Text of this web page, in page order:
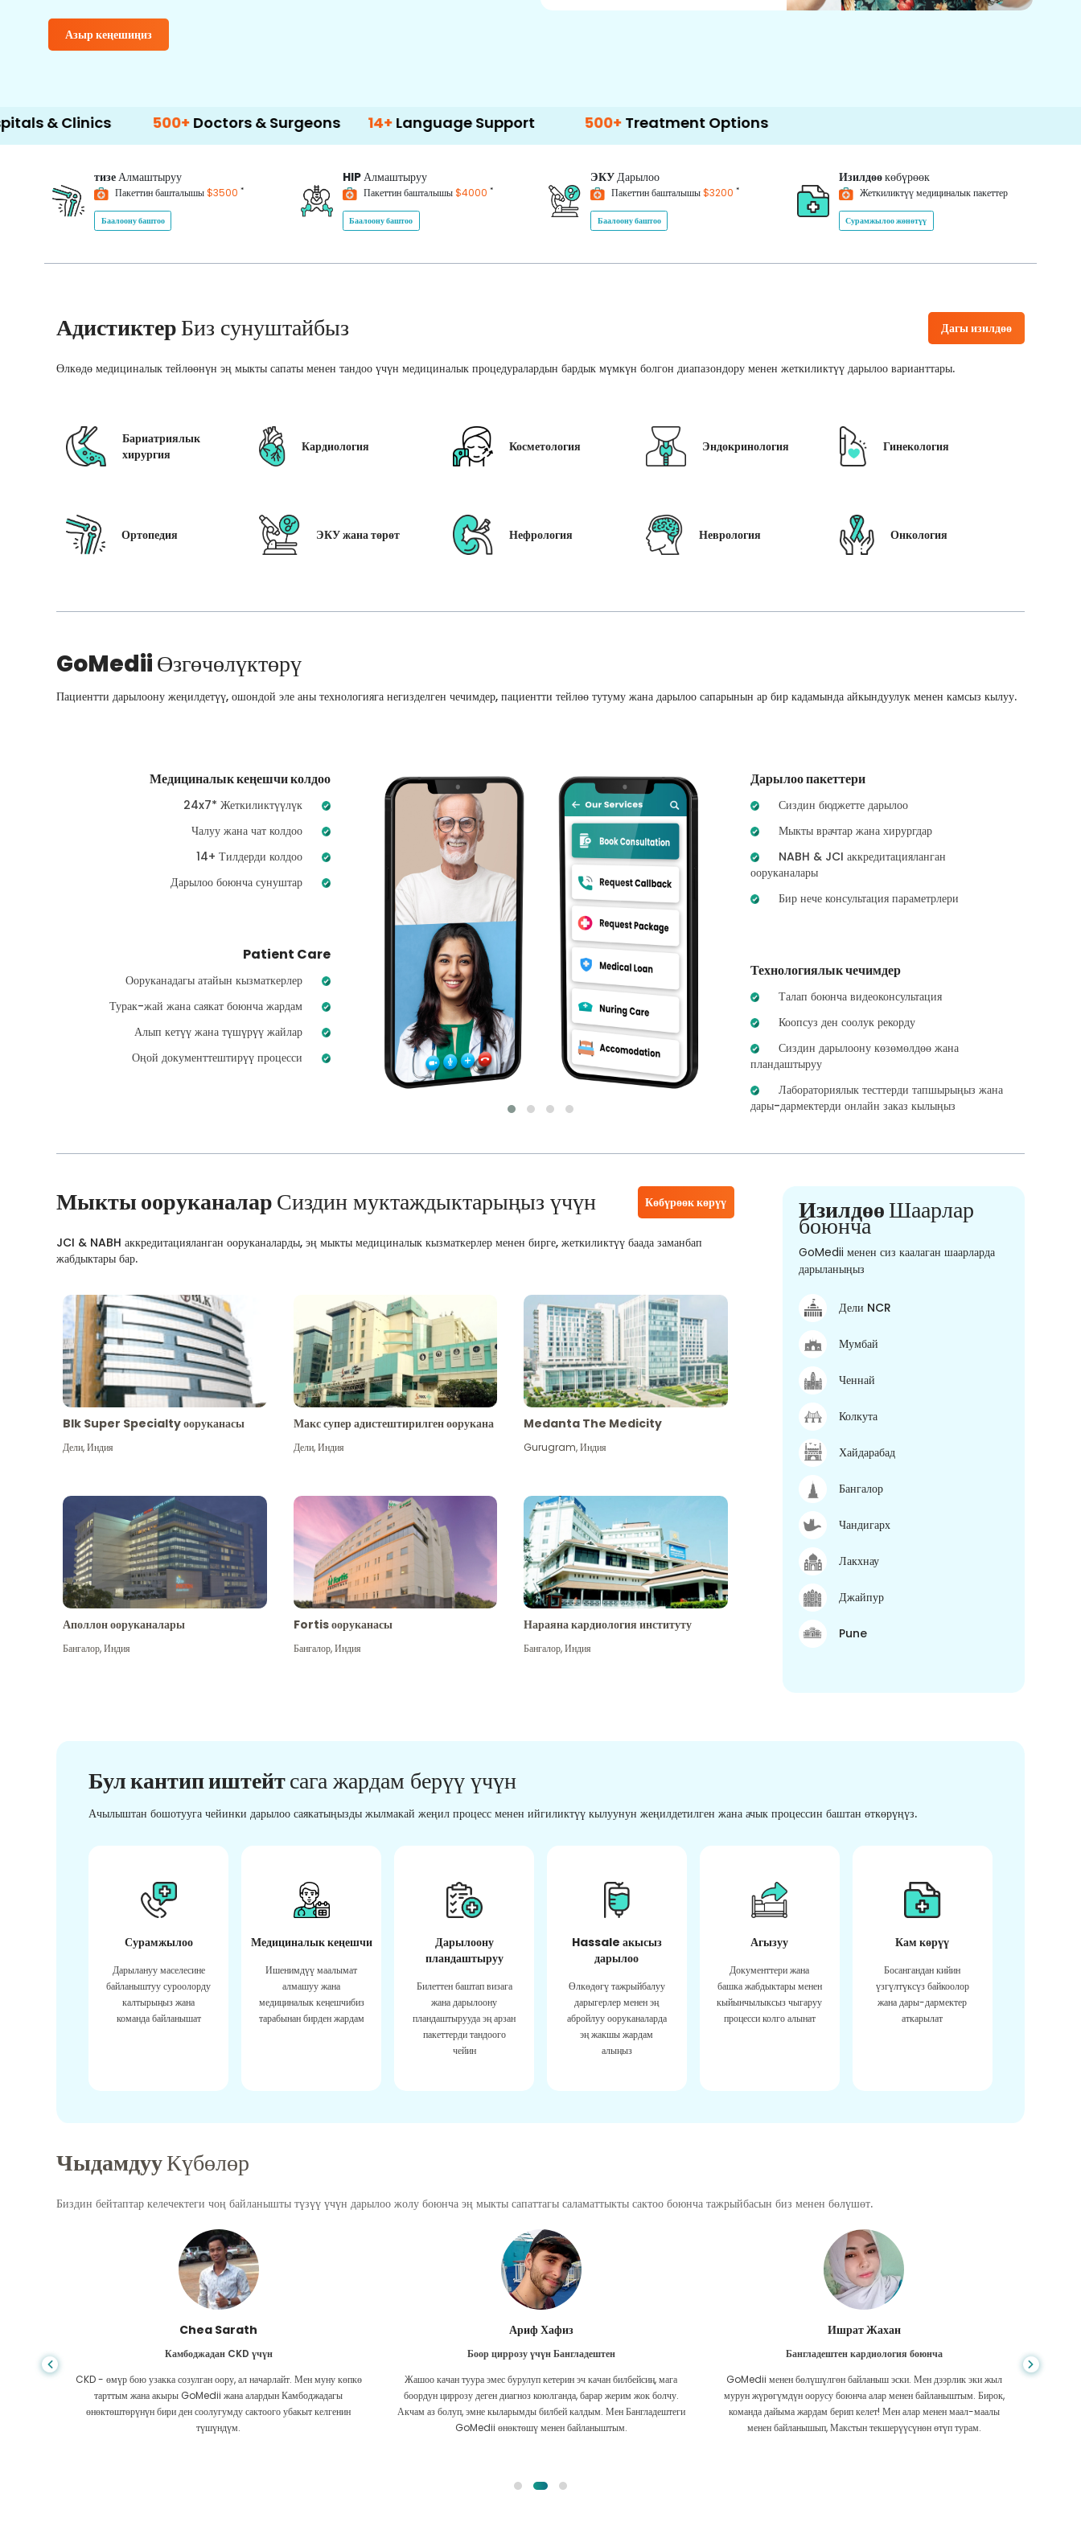
Азыр кеңешиңиз
500+ Doctors & Surgeons 14+Language Support 500+ Treatment Options
тизеАлмаштыруу
Пакеттин башталышы$3500 *
Баалоону баштоо
HIPАлмаштыруу
Пакеттин башталышы$4000 *
Баалоону баштоо
ЭКУДарылоо
Пакеттин башталышы$3200 *
Баалоону баштоо
Изилдөөкөбүрөөк
Жеткиликтүү медициналык пакеттер
Сурамжылоо жөнөтүү
АдистиктерБиз сунуштайбыз Дагы изилдөө
Өлкөдө медициналык тейлөөнүн эң мыкты сапаты менен тандоо үчүн медициналык процедуралардын бардык мүмкүн болгон диапазондору менен жеткиликтүү дарылоо варианттары.
Бариатриялык
хирургия
Кардиология Косметология Эндокринология Гинекология
Ортопедия ЭКУ жана төрөт Нефрология Неврология Онкология
GoMediiӨзгөчөлүктөрү
Пациентти дарылоону жеңилдетүү, ошондой эле аны технологияга негизделген чечимдер, пациентти тейлөө тутуму жана дарылоо сапарынын ар бир кадамында айкындуулук менен камсыз кылуу.
Медициналык кеңешчи колдоо
24x7* Жеткиликтүүлүк
Чалуу жана чат колдоо
14+ Тилдерди колдоо
Дарылоо боюнча сунуштар
Patient Care
Ооруканадагы атайын кызматкерлер
Турак-жай жана саякат боюнча жардам
Алып кетүү жана түшүрүү жайлар
Оңой документтештирүү процесси
Дарылоо пакеттери
Сиздин бюджетте дарылоо
Мыкты врачтар жана хирургдар
NABH & JCI аккредитацияланган
ооруканалары
Бир нече консультация параметрлери
Технологиялык чечимдер
Талап боюнча видеоконсультация
Коопсуз ден соолук рекорду
Сиздин дарылоону көзөмөлдөө жана
пландаштыруу
Лабораториялык тесттерди тапшырыңыз жана
дары-дармектерди онлайн заказ кылыңыз
Мыкты ооруканаларСиздин муктаждыктарыңыз үчүн Көбүрөөк көрүү
JCI & NABH аккредитацияланган ооруканаларды, эң мыкты медициналык кызматкерлер менен бирге, жеткиликтүү баада заманбап
жабдыктары бар.
Blk Super Specialty ооруканасы
Дели,Индия
Макс супер адистештирилген оорукана
Дели,Индия
Medanta The Medicity
Gurugram,Индия
Аполлон ооруканалары
Бангалор,Индия
Fortis ооруканасы
Бангалор,Индия
Нараяна кардиология институту
Бангалор,Индия
ИзилдөөШаарлар
боюнча
GoMedii менен сиз каалаган шаарларда
дарыланыңыз
Дели NCR
Мумбай
Ченнай
Колкута
Хайдарабад
Бангалор
Чандигарх
Лакхнау
Джайпур
Pune
Бул кантип иштейтсага жардам берүү үчүн
Ачылыштан бошотууга чейинки дарылоо саякатыңызды жылмакай жеңил процесс менен ийгиликтүү кылуунун жеңилдетилген жана ачык процессин баштан өткөрүңүз.
Сурамжылоо
Дарылануу маселесине
байланыштуу суроолорду
калтырыңыз жана
команда байланышат
Медициналык кеңешчи
Ишенимдүү маалымат
алмашуу жана
медициналык кеңешчибиз
тарабынан бирден жардам
Дарылоону
пландаштыруу
Билеттен баштап визага
жана дарылоону
пландаштырууда эң арзан
пакеттерди тандоого
чейин
Hassale акысыз
дарылоо
Өлкөдөгү тажрыйбалуу
дарыгерлер менен эң
абройлуу ооруканаларда
эң жакшы жардам
алыңыз
Агызуу
Документтери жана
башка жабдыктары менен
кыйынчылыксыз чыгаруу
процесси колго алынат
Кам көрүү
Босангандан кийин
үзгүлтүксүз байкоолор
жана дары-дармектер
аткарылат
ЧыдамдууКүбөлөр
Биздин бейтаптар келечектеги чоң байланышты түзүү үчүн дарылоо жолу боюнча эң мыкты сапаттагы саламаттыкты сактоо боюнча тажрыйбасын биз менен бөлүшөт.
Chea Sarath
Камбоджадан CKD үчүн
CKD - өмүр бою узакка созулган оору, ал начарлайт. Мен муну көпкө
тарттым жана акыры GoMedii жана алардын Камбоджадагы
өнөктөштөрүнүн бири ден соолугумду сактоого убакыт келгенин
түшүндүм.
Ариф Хафиз
Боор циррозу үчүн Бангладештен
Жашоо качан туура эмес бурулуп кетерин эч качан билбейсиң, мага
боордун циррозу деген диагноз коюлганда, барар жерим жок болчу.
Акчам аз болуп, эмне кыларымды билбей калдым. Мен Бангладештеги
GoMedii өнөктөшү менен байланыштым.
Ишрат Жахан
Бангладештен кардиология боюнча
GoMedii менен бөлүшүлгөн байланыш эски. Мен дээрлик эки жыл
мурун жүрөгүмдүн оорусу боюнча алар менен байланыштым. Бирок,
команда дайыма жардам берип келет! Мен алар менен маал-маалы
менен байланышып, Макстын текшерүүсүнөн өтүп турам.